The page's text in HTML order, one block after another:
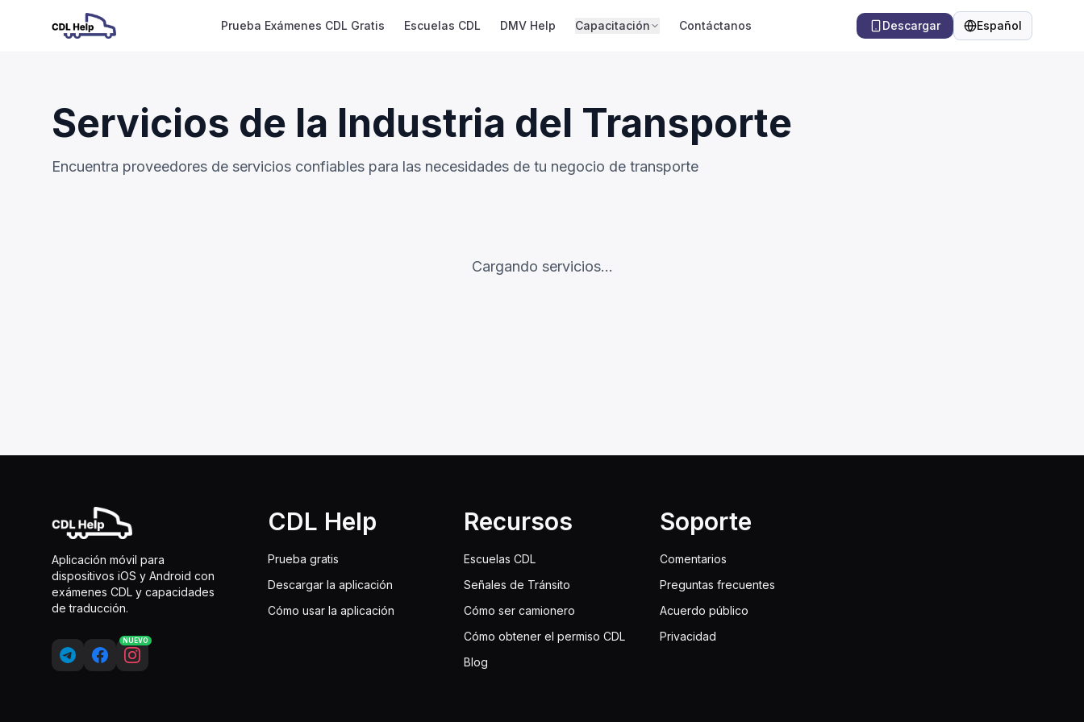
Prueba Exámenes CDL Gratis Escuelas CDL DMV Help Capacitación Contáctanos Descargar Español
Idioma
Servicios de la Industria del Transporte
Encuentra proveedores de servicios confiables para las necesidades de tu negocio de transporte
Cargando servicios...
Aplicación móvil para
dispositivos iOS y Android con
exámenes CDL y capacidades
de traducción.
NUEVO
CDL Help
Prueba gratis
Descargar la aplicación
Cómo usar la aplicación
Recursos
Escuelas CDL
Señales de Tránsito
Cómo ser camionero
Cómo obtener el permiso CDL
Blog
Soporte
Comentarios
Preguntas frecuentes
Acuerdo público
Privacidad